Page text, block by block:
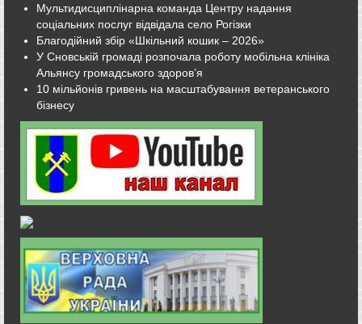
Мультидисциплінарна команда Центру надання
соціальних послуг відвідала село Рогізки
Благодійний збір «Шкільний кошик – 2026»
У Сновській громаді розпочала роботу мобільна клініка
Альянсу громадського здоров’я
10 мільйонів гривень на масштабування ветеранського
бізнесу